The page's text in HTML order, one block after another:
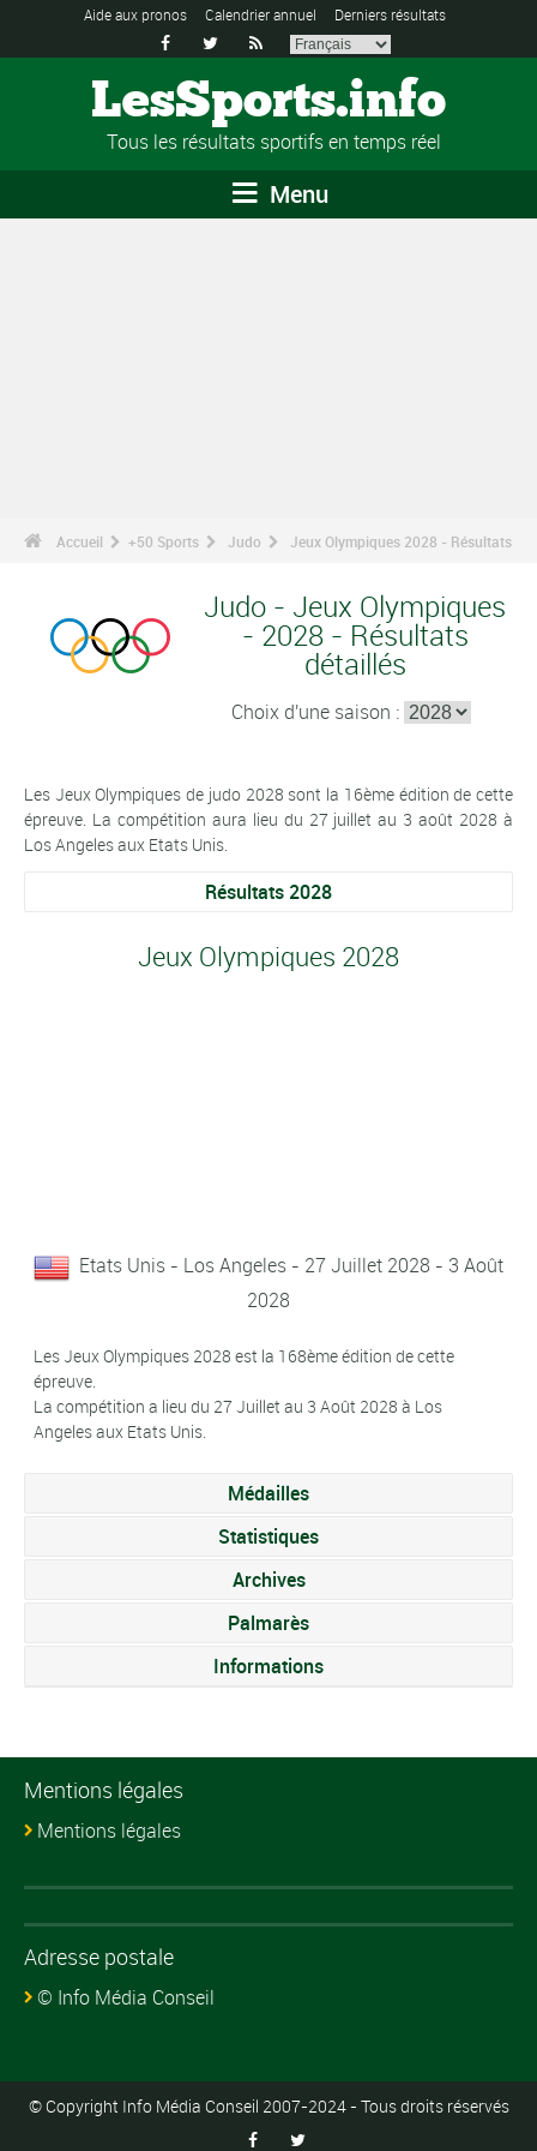
Aide aux pronos Calendrier annuel Derniers résultats
  
LesSports.info
Tous les résultats sportifs en temps réel
Menu
Accueil +50 Sports Judo Jeux Olympiques 2028 - Résultats
Judo - Jeux Olympiques
- 2028 - Résultats
détaillés
Choix d'une saison :
Les Jeux Olympiques de judo 2028 sont la 16ème édition de cette
épreuve. La compétition aura lieu du 27 juillet au 3 août 2028 à
Los Angeles aux Etats Unis.
Résultats 2028
Jeux Olympiques 2028
Etats Unis - Los Angeles - 27 Juillet 2028 - 3 Août
2028
Les Jeux Olympiques 2028 est la 168ème édition de cette
épreuve.
La compétition a lieu du 27 Juillet au 3 Août 2028 à Los
Angeles aux Etats Unis.
Médailles
Statistiques
Archives
Palmarès
Informations
Mentions légales
Mentions légales
Adresse postale
© Info Média Conseil
© Copyright Info Média Conseil 2007-2024 - Tous droits réservés
 